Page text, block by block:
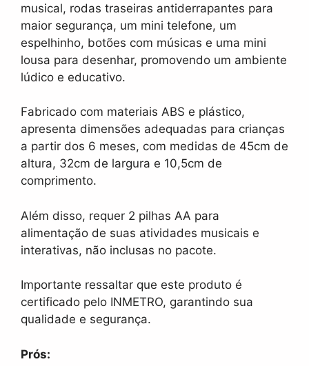
musical, rodas traseiras antiderrapantes para
maior segurança, um mini telefone, um
espelhinho, botões com músicas e uma mini
lousa para desenhar, promovendo um ambiente
lúdico e educativo.
Fabricado com materiais ABS e plástico,
apresenta dimensões adequadas para crianças
a partir dos 6 meses, com medidas de 45cm de
altura, 32cm de largura e 10,5cm de
comprimento.
Além disso, requer 2 pilhas AA para
alimentação de suas atividades musicais e
interativas, não inclusas no pacote.
Importante ressaltar que este produto é
certificado pelo INMETRO, garantindo sua
qualidade e segurança.
Prós: